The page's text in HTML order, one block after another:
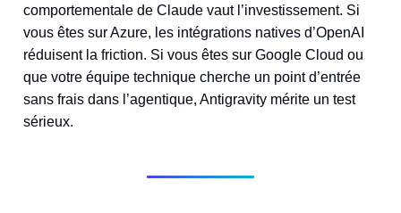
comportementale de Claude vaut l’investissement. Si
vous êtes sur Azure, les intégrations natives d’OpenAI
réduisent la friction. Si vous êtes sur Google Cloud ou
que votre équipe technique cherche un point d’entrée
sans frais dans l’agentique, Antigravity mérite un test
sérieux.